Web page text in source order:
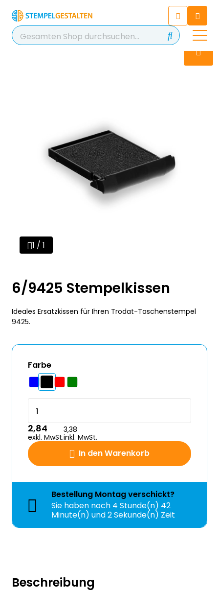
Chatten Sie 24/7 mit unserem
hilfreichen Chatbot
Kontakt
+49 2038 0480 403
Beschreibung
1 / 1
6/9425 Stempelkissen
Ideales Ersatzkissen für Ihren Trodat-Taschenstempel
9425.
Farbe
In den Warenkorb
2,84
exkl. MwSt.
3,38
inkl. MwSt.
Bestellung Montagverschickt?
Sie haben noch 4 Stunde(n) 42
Minute(n) und 1 Sekunde(n) Zeit